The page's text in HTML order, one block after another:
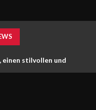
stilvollen und